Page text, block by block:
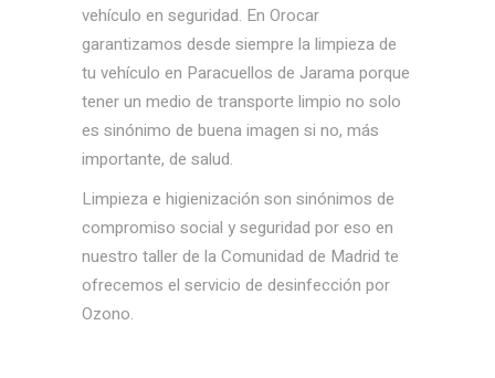
vehículo en seguridad. En Orocar
garantizamos desde siempre la limpieza de
tu vehículo en Paracuellos de Jarama porque
tener un medio de transporte limpio no solo
es sinónimo de buena imagen si no, más
importante, de salud.
Limpieza e higienización son sinónimos de
compromiso social y seguridad por eso en
nuestro taller de la Comunidad de Madrid te
ofrecemos el servicio de desinfección por
Ozono.